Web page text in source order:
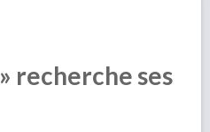
recherche ses